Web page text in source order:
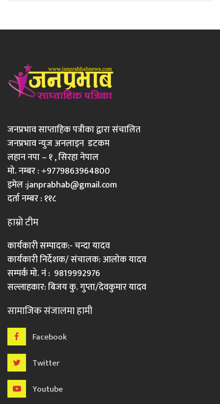
जनप्रभाव साप्ताहिक पत्रीका द्वारा संचालित
जनप्रभाव न्युज अनलाइन डटकम
लहान नपा – १ , सिरहा नेपाल
मो. नम्बर : +9779863964800
इमेल :janprabhab@gmail.com
दर्ता नम्बर : ११८
हाम्रो टीम
कार्यकारी सम्पादक:- चन्दा यादव
कार्यकारी निर्देशक/ संचालक: आलोक यादव
सम्पर्क मो. नं : 9819992976
सल्लाहकार: बिजय कु. गुप्ता/देवकुमार यादव
सामाजिक संजालमा हामी
Facebook
Twitter
Youtube